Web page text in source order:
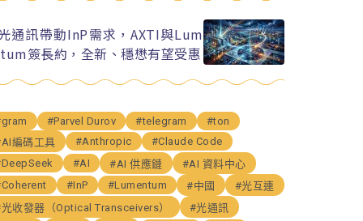
通訊帶動InP需求，AXTI與Lum
簽長約，全新、穩懋有望受惠
#Parvel Durov #telegram
#ton
編碼工具
#Anthropic
#Claude Code
#AI #AI 供應鏈
#AI 資料中心
#InP #Lumentum #中國
#光互連
收發器（Optical Transceivers）
#光通訊